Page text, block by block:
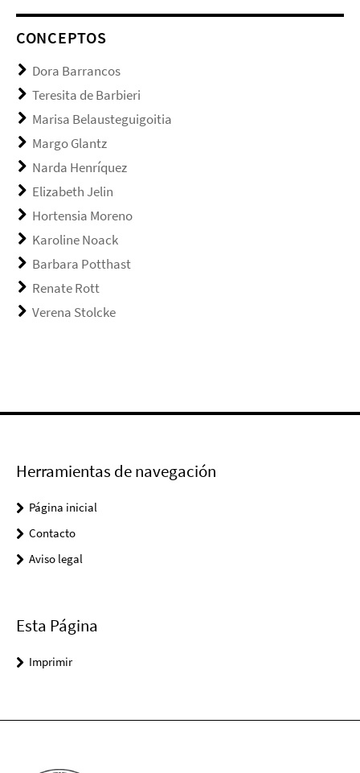
CONCEPTOS
Dora Barrancos
Teresita de Barbieri
Marisa Belausteguigoitia
Margo Glantz
Narda Henríquez
Elizabeth Jelin
Hortensia Moreno
Karoline Noack
Barbara Potthast
Renate Rott
Verena Stolcke
Herramientas de navegación
Página inicial
Contacto
Aviso legal
Esta Página
Imprimir